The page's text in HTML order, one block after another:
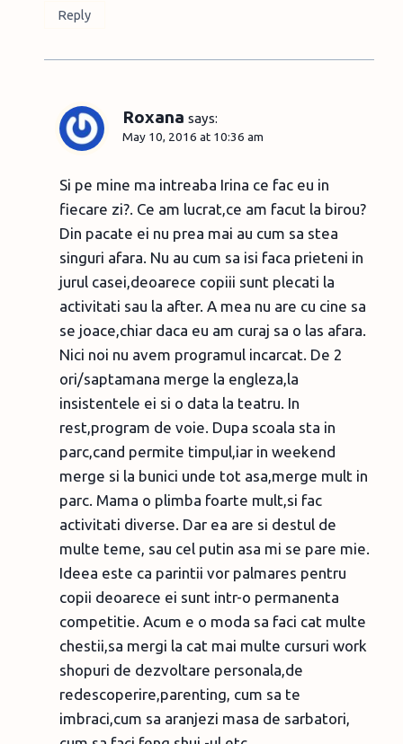
Reply
Roxana says:
May 10, 2016 at 10:36 am
Si pe mine ma intreaba Irina ce fac eu in
fiecare zi?. Ce am lucrat,ce am facut la birou?
Din pacate ei nu prea mai au cum sa stea
singuri afara. Nu au cum sa isi faca prieteni in
jurul casei,deoarece copiii sunt plecati la
activitati sau la after. A mea nu are cu cine sa
se joace,chiar daca eu am curaj sa o las afara.
Nici noi nu avem programul incarcat. De 2
ori/saptamana merge la engleza,la
insistentele ei si o data la teatru. In
rest,program de voie. Dupa scoala sta in
parc,cand permite timpul,iar in weekend
merge si la bunici unde tot asa,merge mult in
parc. Mama o plimba foarte mult,si fac
activitati diverse. Dar ea are si destul de
multe teme, sau cel putin asa mi se pare mie.
Ideea este ca parintii vor palmares pentru
copii deoarece ei sunt intr-o permanenta
competitie. Acum e o moda sa faci cat multe
chestii,sa mergi la cat mai multe cursuri work
shopuri de dezvoltare personala,de
redescoperire,parenting, cum sa te
imbraci,cum sa aranjezi masa de sarbatori,